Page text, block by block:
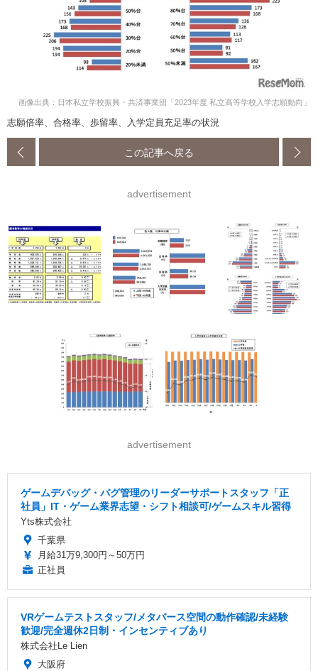
画像出典：日本私立学校振興・共済事業団「2023年度 私立高等学校入学志願動向」
志願倍率、合格率、歩留率、入学定員充足率の状況
この記事へ戻る
advertisement
advertisement
ゲームデバッグ・バグ管理のリーダーサポートスタッフ「正
社員」IT・ゲーム業界志望・シフト相談可/ゲームスキル習得
Yts株式会社
千葉県
月給31万9,300円～50万円
正社員
VRゲームテストスタッフ/メタバース空間の動作確認/未経験
歓迎/完全週休2日制・インセンティブあり
株式会社Le Lien
大阪府